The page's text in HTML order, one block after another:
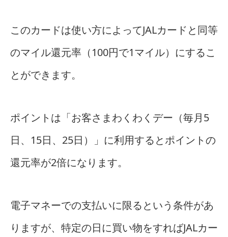
このカードは使い方によってJALカードと同等
のマイル還元率（100円で1マイル）にするこ
とができます。
ポイントは「お客さまわくわくデー（毎月5
日、15日、25日）」に利用するとポイントの
還元率が2倍になります。
電子マネーでの支払いに限るという条件があ
りますが、特定の日に買い物をすればJALカー